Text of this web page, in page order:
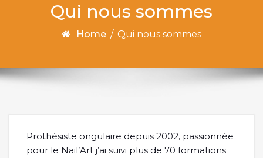
Qui nous sommes
Home / Qui nous sommes
Prothésiste ongulaire depuis 2002, passionnée
pour le Nail’Art j’ai suivi plus de 70 formations